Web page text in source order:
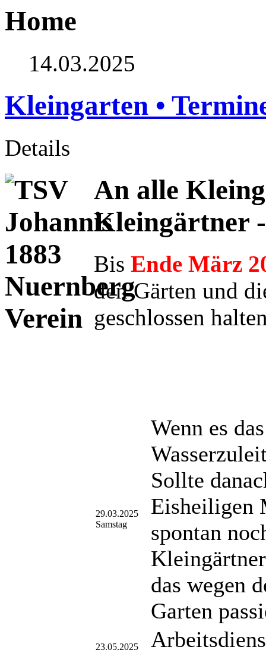
Home
14.03.2025
Kleingarten •
Details
An alle
Kleingärtner
Bis Ende März
den Gärten und
geschlossen
29.03.2025
Samstag
Wenn es
Sollte
Eisheiligen
spontan
das wegen
Garten
23.05.2025